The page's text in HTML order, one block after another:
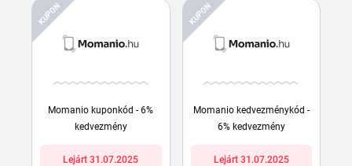
KUPON
Momanio kuponkód - 6%
kedvezmény
Lejárt 31.07.2025
KUPON
Momanio kedvezménykód -
6% kedvezmény
Lejárt 31.07.2025